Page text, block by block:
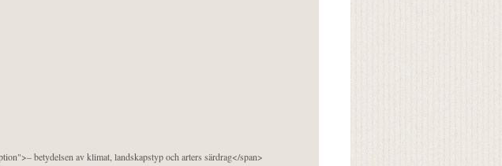
betydelsen av klimat, landskapstyp och arters särdrag</span>